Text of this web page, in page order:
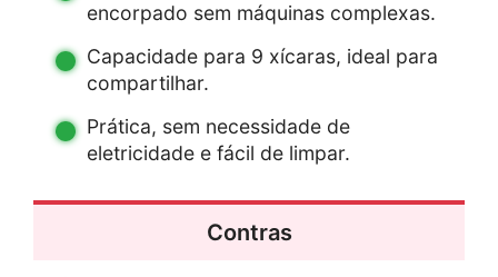
encorpado sem máquinas complexas.
Capacidade para 9 xícaras, ideal para
compartilhar.
Prática, sem necessidade de
eletricidade e fácil de limpar.
Contras